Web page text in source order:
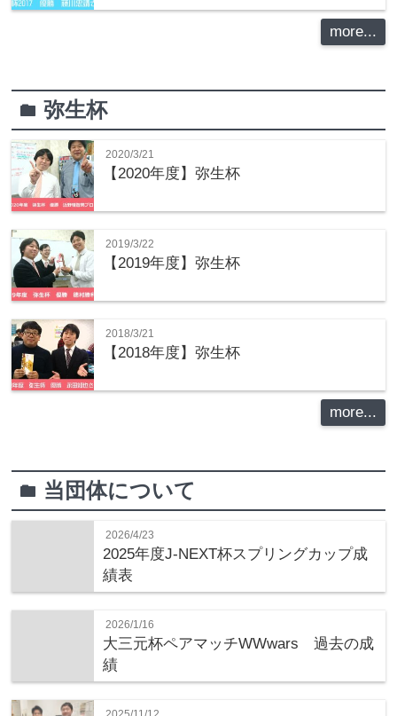
more...
folder 弥生杯
2020/3/21
【2020年度】弥生杯
2019/3/22
【2019年度】弥生杯
2018/3/21
【2018年度】弥生杯
more...
folder 当団体について
2026/4/23
2025年度J-NEXT杯スプリングカップ成
績表
2026/1/16
大三元杯ペアマッチWWwars 過去の成
績